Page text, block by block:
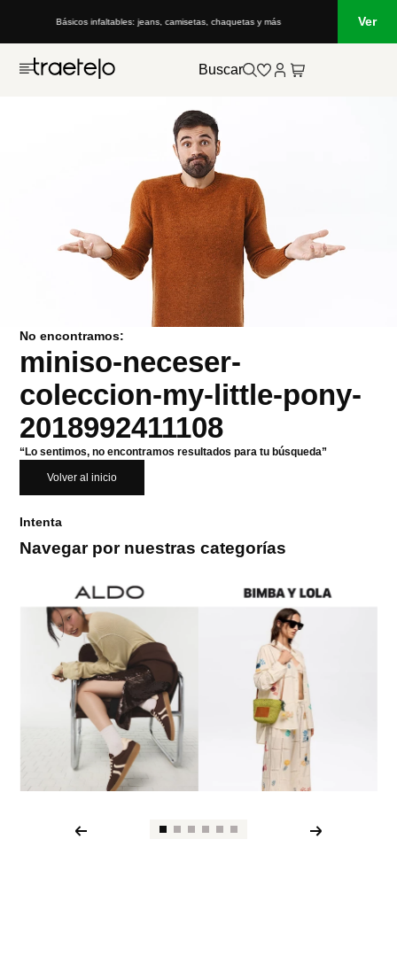
Básicos infaltables: jeans, camisetas, chaquetas y más Ver
Buscar
No encontramos:
miniso-neceser-
coleccion-my-little-pony-
2018992411108
“Lo sentimos, no encontramos resultados para tu búsqueda”
Volver al inicio
Intenta
Navegar por nuestras categorías